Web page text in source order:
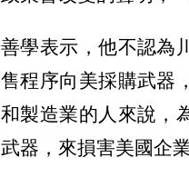
善學表示，他不認為
售程序向美採購武器
和製造業的人來說，
武器，來損害美國企